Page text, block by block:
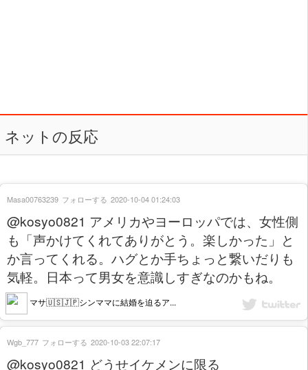
ネットの反応
@kosyo0821 アメリカやヨーロッパでは、女性側
も「声かけてくれてありがとう。楽しかった」と
か言ってくれる。ハグとか手ちょっと繋いだりも
気軽。日本って男女を意識しすぎなのかもね。
マサ🇺🇸🇯🇵シンママに結婚を迫るア...
Masa00763239 フォローする 2020-10-04 01:24:03
@kosyo0821 どうせイケメンに限る
Wgb_777 フォローする 2020-10-03 22:07:17